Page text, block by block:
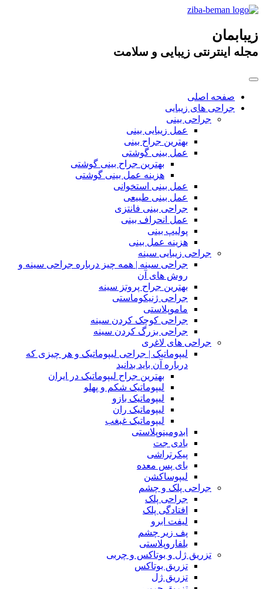
زیبابمان
مجله اینترنتی زیبایی و سلامت
صفحه اصلی
جراحی های زیبایی
جراحی بینی
عمل زیبایی بینی
بهترین جراح بینی
عمل بینی گوشتی
بهترین جراح بینی گوشتی
هزینه عمل بینی گوشتی
عمل بینی استخوانی
عمل بینی طبیعی
جراحی بینی فانتزی
عمل انحراف بینی
پولیپ بینی
هزینه عمل بینی
جراحی زیبایی سینه
جراحی سینه | همه چیز درباره جراحی سینه و
روش های آن
بهترین جراح پروتز سینه
جراحی ژنیکوماستی
ماموپلاستی
جراحی کوچک کردن سینه
جراحی بزرگ کردن سینه
جراحی های لاغری
لیپوماتیک | جراحی لیپوماتیک و هر چیزی که
درباره آن باید بدانید
بهترین جراح لیپوماتیک در ایران
لیپوماتیک شکم و پهلو
لیپوماتیک بازو
لیپوماتیک ران
لیپوماتیک غبغب
ابدومینوپلاستی
بادی‌ جت
پیکرتراشی
بای پس معده
لیپوساکشن
جراحی پلک و چشم
جراحی پلک
افتادگی پلک
لیفت ابرو
پف زیر چشم
بلفاروپلاستی
تزریق ژل و بوتاکس و چربی
تزریق بوتاکس
تزریق ژل